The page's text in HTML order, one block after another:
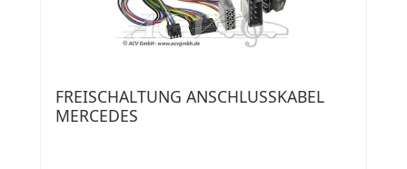
FREISCHALTUNG ANSCHLUSSKABEL
MERCEDES